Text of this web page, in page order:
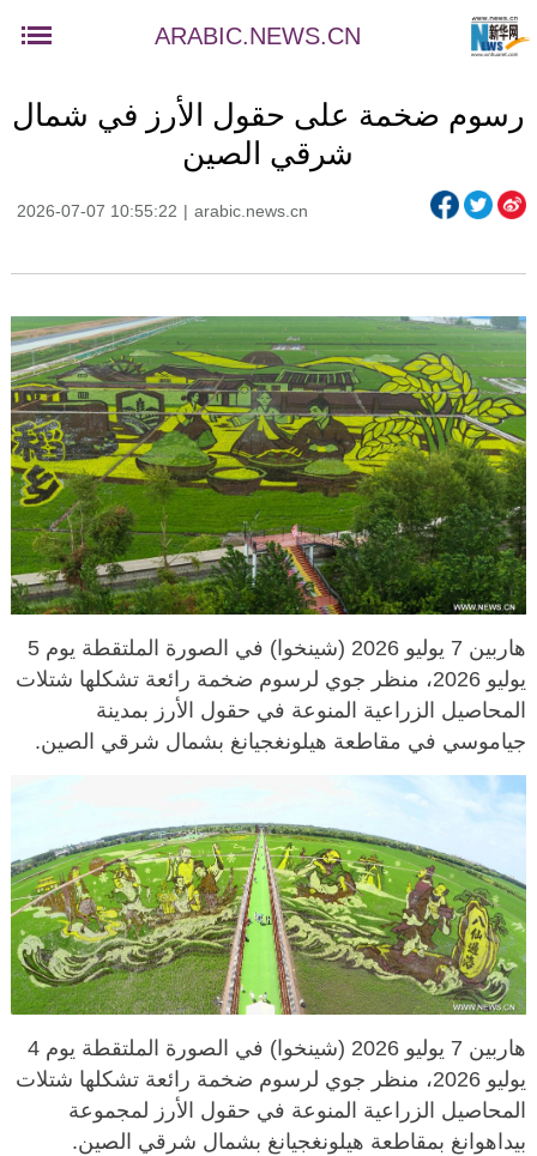
ARABIC.NEWS.CN
رسوم ضخمة على حقول الأرز في شمال
شرقي الصين
2026-07-07 10:55:22 | arabic.news.cn
هاربين 7 يوليو 2026 (شينخوا) في الصورة الملتقطة يوم 5
يوليو 2026، منظر جوي لرسوم ضخمة رائعة تشكلها شتلات
المحاصيل الزراعية المنوعة في حقول الأرز بمدينة
جياموسي في مقاطعة هيلونغجيانغ بشمال شرقي الصين.
هاربين 7 يوليو 2026 (شينخوا) في الصورة الملتقطة يوم 4
يوليو 2026، منظر جوي لرسوم ضخمة رائعة تشكلها شتلات
المحاصيل الزراعية المنوعة في حقول الأرز لمجموعة
بيداهوانغ بمقاطعة هيلونغجيانغ بشمال شرقي الصين.